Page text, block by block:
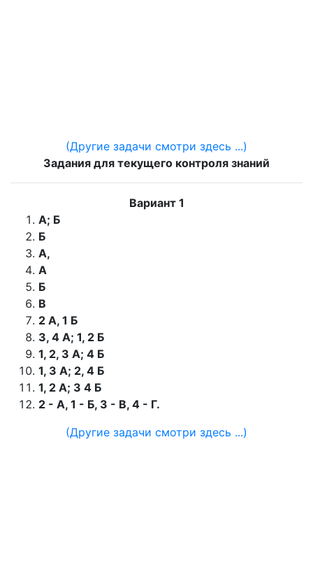
(Другие задачи смотри здесь ...)
Задания для текущего контроля знаний
Вариант 1
А; Б
Б
А,
А
Б
В
2 А, 1 Б
3, 4 А; 1, 2 Б
1, 2, 3 А; 4 Б
1, 3 А; 2, 4 Б
1, 2 А; 3 4 Б
2 - А, 1 - Б, 3 - В, 4 - Г.
(Другие задачи смотри здесь ...)